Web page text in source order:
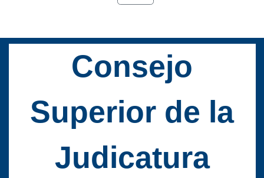
Consejo
Superior de la
Judicatura